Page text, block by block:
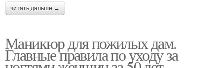
читать дальше →
Маникюр для пожилых дам.
Главные правила по уходу за